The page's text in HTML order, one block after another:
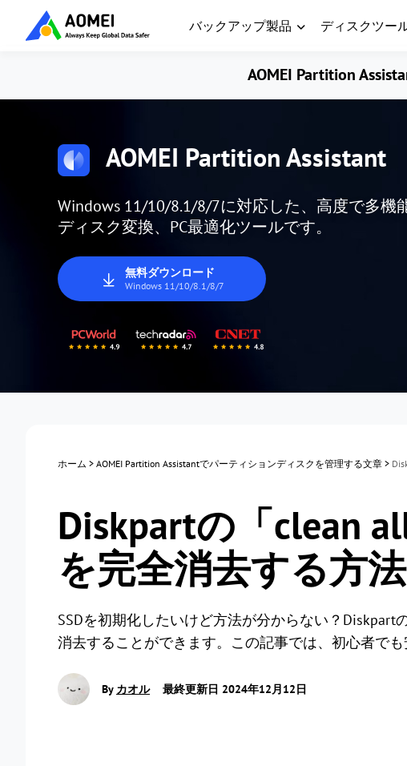
バックアップ製品 ディスクツー
AOMEI Partition
AOMEI Partition Assistant
Windows 11/10/8.1/8/7に対応した、高度で多機
ディスク変換、PC最適化ツールです。
無料ダウンロード
Windows 11/10/8.1/8/7
ホーム > AOMEI Partition Assistantでパーティションディスクを管理する文章 >
Diskpartの「clean
を完全消去する方
SSDを初期化したいけど方法が分からない？Diskpart
消去することができます。この記事では、初心者で
By カオル 最終更新日 2024年12月12日